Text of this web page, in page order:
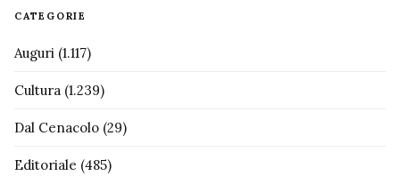
CATEGORIE
Auguri (1.117)
Cultura (1.239)
Dal Cenacolo (29)
Editoriale (485)